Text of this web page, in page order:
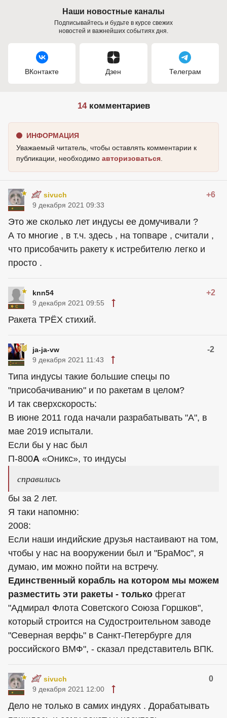
Наши новостные каналы
Подписывайтесь и будьте в курсе свежих
новостей и важнейших событиях дня.
ВКонтакте Дзен Телеграм
14комментариев
ИНФОРМАЦИЯ
Уважаемый читатель, чтобы оставлять комментарии к
публикации, необходимо авторизоваться
sivuch +6
9 декабря 2021 09:33
Это же сколько лет индусы ее домучивали ?
А то многие , в т.ч. здесь , на топваре , считали ,
что присобачить ракету к истребителю легко и
просто .
knn54 +2
9 декабря 2021 09:55
Ракета ТРЁХ стихий.
ja-ja-vw -2
9 декабря 2021 11:43
Типа индусы такие большие спецы по
"присобачиванию" и по ракетам в целом?
И так сверхскорость:
В июне 2011 года начали разрабатывать "А", в
мае 2019 испытали.
Если бы у нас был
П-800А «Оникс», то индусы
справились
бы за 2 лет.
Я таки напомню:
2008:
Если наши индийские друзья настаивают на том,
чтобы у нас на вооружении был и "БраМос", я
думаю, им можно пойти на встречу.
Единственный корабль на котором мы можем
разместить эти ракеты - только фрегат
"Адмирал Флота Советского Союза Горшков",
который строится на Судостроительном заводе
"Северная верфь" в Санкт-Петербурге для
российского ВМФ", - сказал представитель ВПК.
sivuch 0
9 декабря 2021 12:00
Дело не только в самих индуях . Дорабатывать